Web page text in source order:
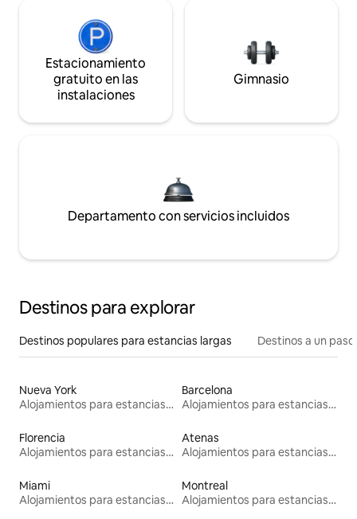
Estacionamiento
gratuito en las
instalaciones
Gimnasio
Departamento con servicios incluidos
Destinos para explorar
Destinos populares para estancias largas Destinos a un
Nueva York
Alojamientos para estancias largas
Barcelona
Alojamientos para estancias largas
Florencia
Alojamientos para estancias largas
Atenas
Alojamientos para estancias largas
Miami
Alojamientos para estancias largas
Montreal
Alojamientos para estancias largas